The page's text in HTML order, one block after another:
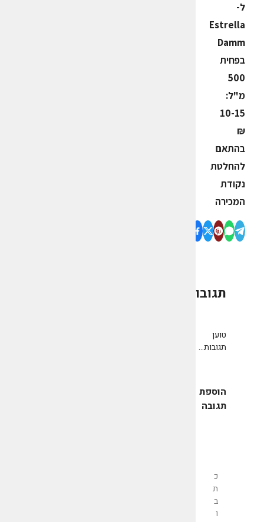
ל-
Estrella
Damm
בפחית
500
מ"ל:
10-15
₪
בהתאם
להחלטת
נקודת
המכירה
תגובות
טוען
תגובות...
הוספת
תגובה